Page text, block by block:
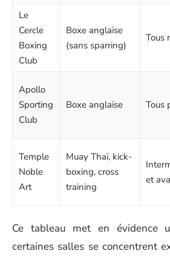
Le
Cercle
Boxing
Club
Boxe anglaise
(sans sparring)
Tous
Apollo
Sporting
Club
Boxe anglaise Tous
Temple
Noble
Art
Muay Thaï, kick-
boxing, cross
training
et
Ce tableau met en évidence
certaines salles se concentrent